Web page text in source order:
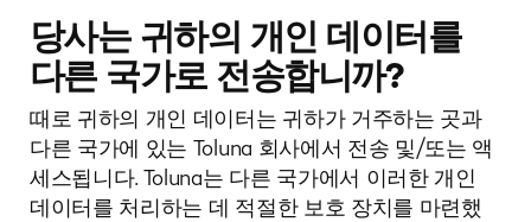
당사는 귀하의 개인 데이터를
다른 국가로 전송합니까?
때로 귀하의 개인 데이터는 귀하가 거주하는 곳과
다른 국가에 있는 Toluna 회사에서 전송 및/또는 액
세스됩니다. Toluna는 다른 국가에서 이러한 개인
데이터를 처리하는 데 적절한 보호 장치를 마련했